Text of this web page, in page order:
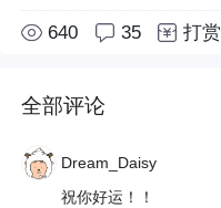
640 35 打赏
全部评论
Dream_Daisy
祝你好运！！